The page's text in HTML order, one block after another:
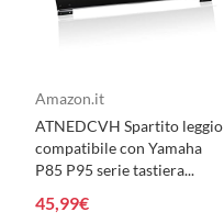
Amazon.it
ATNEDCVH Spartito leggio
compatibile con Yamaha
P85 P95 serie tastiera...
45,99€